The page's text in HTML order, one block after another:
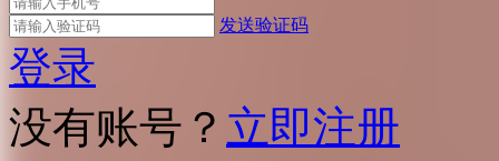
发送验证码
登录
没有账号？ 立即注册